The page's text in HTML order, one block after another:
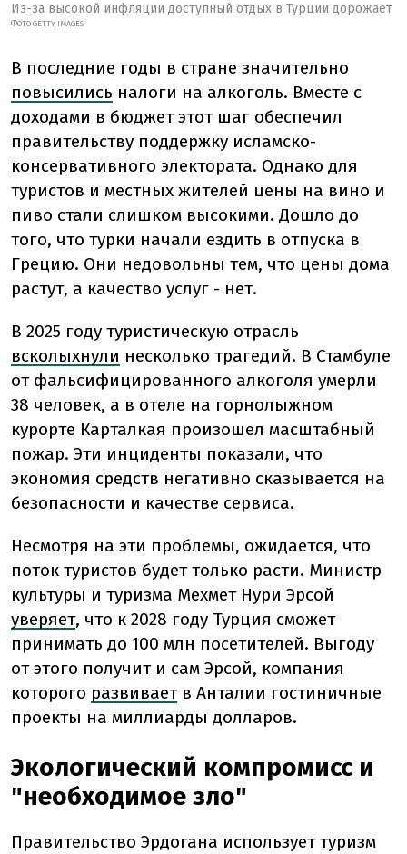
Из-за высокой инфляции доступный отдых в Турции дорожает
ФОТО GETTY IMAGES
В последние годы в стране значительно
повысились налоги на алкоголь. Вместе с
доходами в бюджет этот шаг обеспечил
правительству поддержку исламско-
консервативного электората. Однако для
туристов и местных жителей цены на вино и
пиво стали слишком высокими. Дошло до
того, что турки начали ездить в отпуска в
Грецию. Они недовольны тем, что цены дома
растут, а качество услуг - нет.
В 2025 году туристическую отрасль
всколыхнули несколько трагедий. В Стамбуле
от фальсифицированного алкоголя умерли
38 человек, а в отеле на горнолыжном
курорте Карталкая произошел масштабный
пожар. Эти инциденты показали, что
экономия средств негативно сказывается на
безопасности и качестве сервиса.
Несмотря на эти проблемы, ожидается, что
поток туристов будет только расти. Министр
культуры и туризма Мехмет Нури Эрсой
уверяет, что к 2028 году Турция сможет
принимать до 100 млн посетителей. Выгоду
от этого получит и сам Эрсой, компания
которого развивает в Анталии гостиничные
проекты на миллиарды долларов.
Экологический компромисс и
"необходимое зло"
Правительство Эрдогана использует туризм